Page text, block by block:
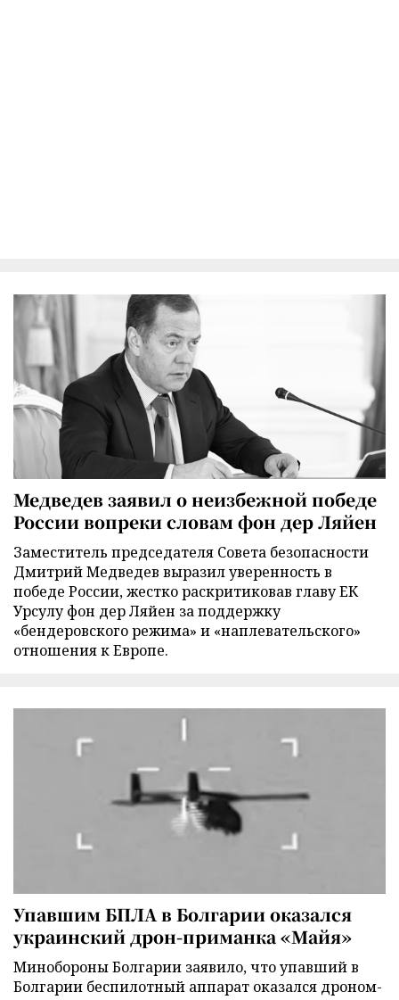
Медведев заявил о неизбежной победе
России вопреки словам фон дер Ляйен
Заместитель председателя Совета безопасности
Дмитрий Медведев выразил уверенность в
победе России, жестко раскритиковав главу ЕК
Урсулу фон дер Ляйен за поддержку
«бендеровского режима» и «наплевательского»
отношения к Европе.
Упавшим БПЛА в Болгарии оказался
украинский дрон-приманка «Майя»
Минобороны Болгарии заявило, что упавший в
Болгарии беспилотный аппарат оказался дроном-